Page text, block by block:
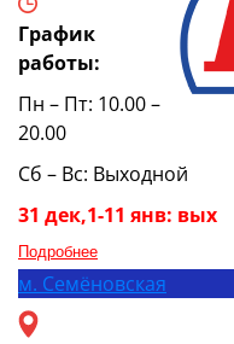
График
работы:
Пн – Пт: 10.00 –
20.00
Сб – Вс: Выходной
31 дек,1-11 янв: вых
Подробнее
м. Семёновская